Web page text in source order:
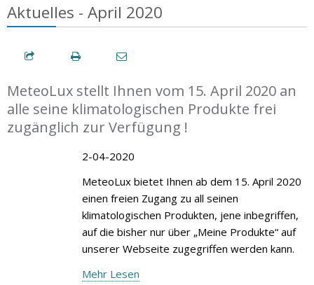
Aktuelles - April 2020
MeteoLux stellt Ihnen vom 15. April 2020 an
alle seine klimatologischen Produkte frei
zugänglich zur Verfügung !
2-04-2020
MeteoLux bietet Ihnen ab dem 15. April 2020
einen freien Zugang zu all seinen
klimatologischen Produkten, jene inbegriffen,
auf die bisher nur über „Meine Produkte“ auf
unserer Webseite zugegriffen werden kann.
Mehr Lesen